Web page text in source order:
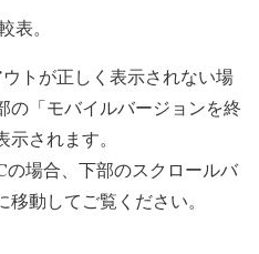
表。
トが正しく表示されない場
の「モバイルバージョンを終
されます。
場合、下部のスクロールバ
動してご覧ください。